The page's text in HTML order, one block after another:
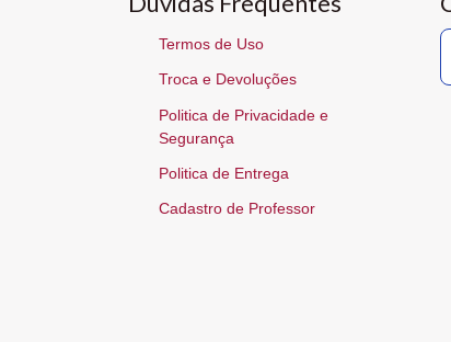
Termos de Uso
Troca e Devoluções
Politica de Privacidade e
Segurança
Politica de Entrega
Cadastro de Professor